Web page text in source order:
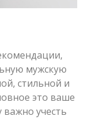
мужскую
стильной и
это ваше
учесть